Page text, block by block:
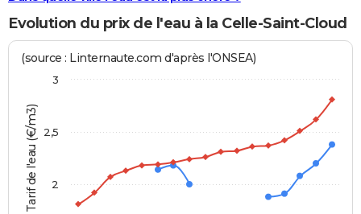
Evolution du prix de l'eau à la Celle-Saint-Cloud
Tarif de l'eau (€/m3)
(source : Linternaute.com d'après l'ONSEA)
2
2,5
3